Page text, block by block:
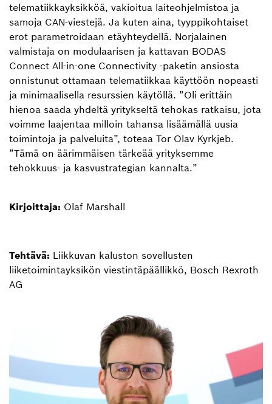
telematiikkayksikköä, vakioitua laiteohjelmistoa ja
samoja CAN-viestejä. Ja kuten aina, tyyppikohtaiset
erot parametroidaan etäyhteydellä. Norjalainen
valmistaja on modulaarisen ja kattavan BODAS
Connect All-in-one Connectivity ‑paketin ansiosta
onnistunut ottamaan telematiikkaa käyttöön nopeasti
ja minimaalisella resurssien käytöllä. ”Oli erittäin
hienoa saada yhdeltä yritykseltä tehokas ratkaisu, jota
voimme laajentaa milloin tahansa lisäämällä uusia
toimintoja ja palveluita”, toteaa Tor Olav Kyrkjeb.
”Tämä on äärimmäisen tärkeää yrityksemme
tehokkuus- ja kasvustrategian kannalta.”
Kirjoittaja: Olaf Marshall
Tehtävä: Liikkuvan kaluston sovellusten
liiketoimintayksikön viestintäpäällikkö, Bosch Rexroth
AG